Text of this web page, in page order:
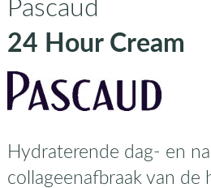
Pascaud
24 Hour Cream
Hydraterende dag- en
collageenafbraak van de